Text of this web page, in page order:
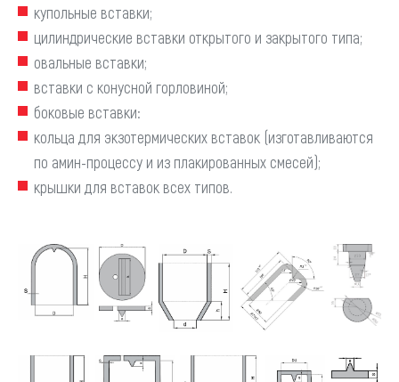
купольные вставки;
цилиндрические вставки открытого и закрытого типа;
овальные вставки;
вставки с конусной горловиной;
боковые вставки:
кольца для экзотермических вставок (изготавливаются
по амин-процессу и из плакированных смесей);
крышки для вставок всех типов.